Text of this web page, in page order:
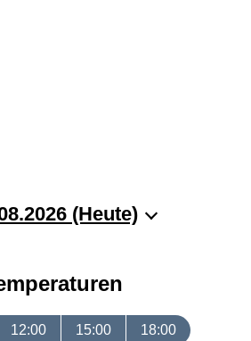
(Heute)
12:00 15:00 18:00